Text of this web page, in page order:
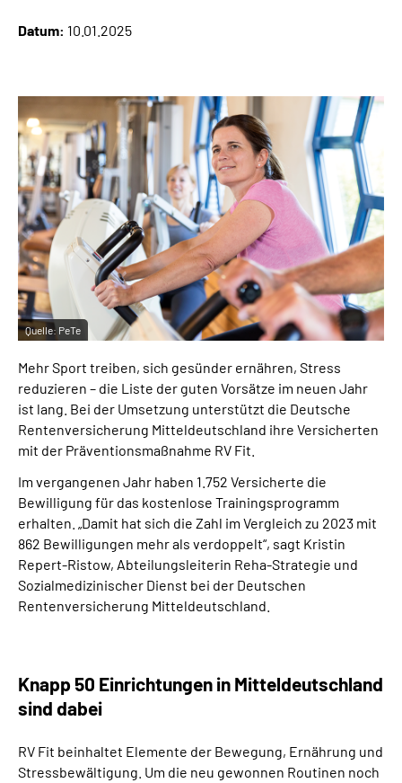
Online-Services
Leichte Sprache
Suche
Mein Kundenportal
Datum: 10.01.2025
Quelle: PeTe
Mehr Sport treiben, sich gesünder ernähren, Stress
reduzieren – die Liste der guten Vorsätze im neuen Jahr
ist lang. Bei der Umsetzung unterstützt die Deutsche
Rentenversicherung Mitteldeutschland ihre Versicherten
mit der Präventionsmaßnahme RV Fit.
Im vergangenen Jahr haben 1.752 Versicherte die
Bewilligung für das kostenlose Trainingsprogramm
erhalten. „Damit hat sich die Zahl im Vergleich zu 2023 mit
862 Bewilligungen mehr als verdoppelt“, sagt Kristin
Repert-Ristow, Abteilungsleiterin Reha-Strategie und
Sozialmedizinischer Dienst bei der Deutschen
Rentenversicherung Mitteldeutschland.
Knapp 50 Einrichtungen in Mitteldeutschland
sind dabei
RV Fit beinhaltet Elemente der Bewegung, Ernährung und
Stressbewältigung. Um die neu gewonnen Routinen noch